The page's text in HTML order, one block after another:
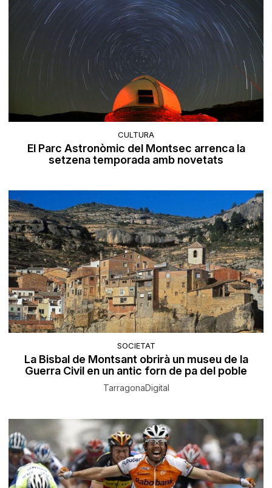
CULTURA
El Parc Astronòmic del Montsec arrenca la
setzena temporada amb novetats
SOCIETAT
La Bisbal de Montsant obrirà un museu de la
Guerra Civil en un antic forn de pa del poble
TarragonaDigital